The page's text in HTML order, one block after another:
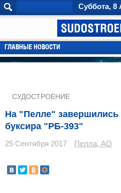
Суббота, 8
ГЛАВНЫЕ НОВОСТИ
СУДОСТРОЕНИЕ
На "Пелле" завершились
буксира "РБ-393"
25 Сентября 2017 Пелла, АО